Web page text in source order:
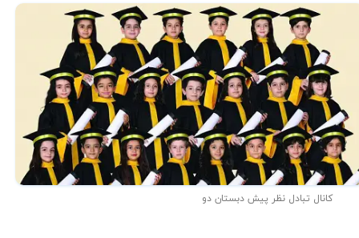
کانال تبادل نظر پیش دبستان دو